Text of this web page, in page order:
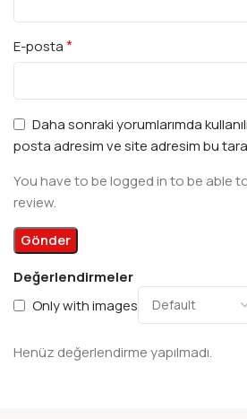
Değerlendirmeler
Only with images
Henüz değerlendirme yapılmadı.
E-posta*
Daha sonraki yorumlarımda
posta adresim ve site adresim bu
You have to be logged in to be able
review.